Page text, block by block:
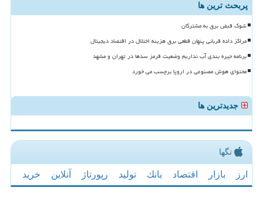
پربحث ترین ها
شوک قبض برق به مشترکان
مراکز داده قربانی پنهان قطعی برق هزینه اختلال در اقتصاد دیجیتال
برنامه جیره بندی آب نداریم وضعیت قرمز سدها در تهران و مشهد
محتوای هوش مصنوعی در اروپا برچسب می خورد
جدیدترین ها
تگها
ارز بازار اقتصاد بانك تولید رپورتاژ آنلاین خرید